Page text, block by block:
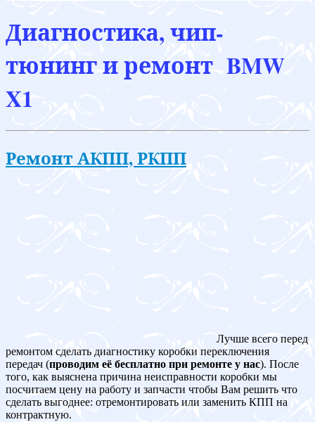
Диагностика, чип-
тюнинг и ремонт BMW
X1
Ремонт АКПП, РКПП
Лучше всего перед
ремонтом сделать диагностику коробки переключения
передач (проводим её бесплатно при ремонте у нас). После
того, как выяснена причина неисправности коробки мы
посчитаем цену на работу и запчасти чтобы Вам решить что
сделать выгоднее: отремонтировать или заменить КПП на
контрактную.